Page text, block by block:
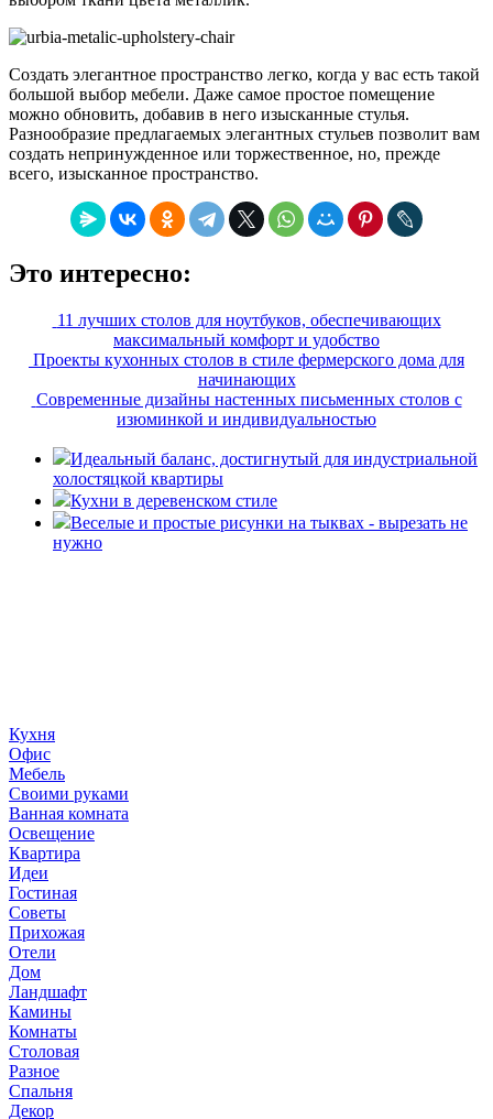
Создать элегантное пространство легко, когда у вас есть такой
большой выбор мебели. Даже самое простое помещение
можно обновить, добавив в него изысканные стулья.
Разнообразие предлагаемых элегантных стульев позволит вам
создать непринужденное или торжественное, но, прежде
всего, изысканное пространство.
Это интересно:
11 лучших столов для ноутбуков, обеспечивающих
максимальный комфорт и удобство
Проекты кухонных столов в стиле фермерского дома для
начинающих
Современные дизайны настенных письменных столов с
изюминкой и индивидуальностью
Идеальный баланс, достигнутый для индустриальной
холостяцкой квартиры
Кухни в деревенском стиле
Веселые и простые рисунки на тыквах - вырезать не
нужно
Кухня
Офис
Мебель
Своими руками
Ванная комната
Освещение
Квартира
Идеи
Гостиная
Советы
Прихожая
Отели
Дом
Ландшафт
Камины
Комнаты
Столовая
Разное
Спальня
Декор